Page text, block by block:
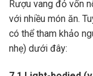
Rượu vang đỏ vốn
với nhiều món ăn.
có thể tham khảo
nhẹ) dưới đây: